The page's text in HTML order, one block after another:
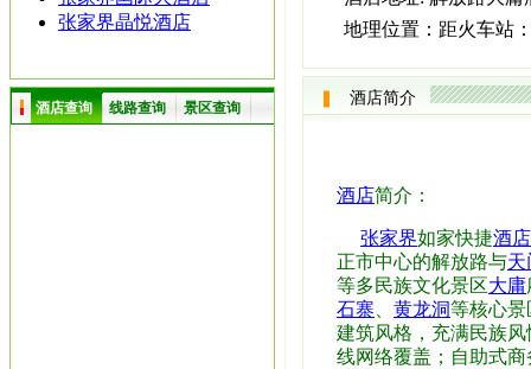
张家界晶悦酒店
酒店查询 线路查询 景区查询
地理位置： 距火车站
酒店简介
酒店简介：
张家界如家快捷酒店
正市中心的解放路与天
等多民族文化景区大庸
石寨
黄龙洞等核心景
建筑风格，充满民族
线网络覆盖；自助式